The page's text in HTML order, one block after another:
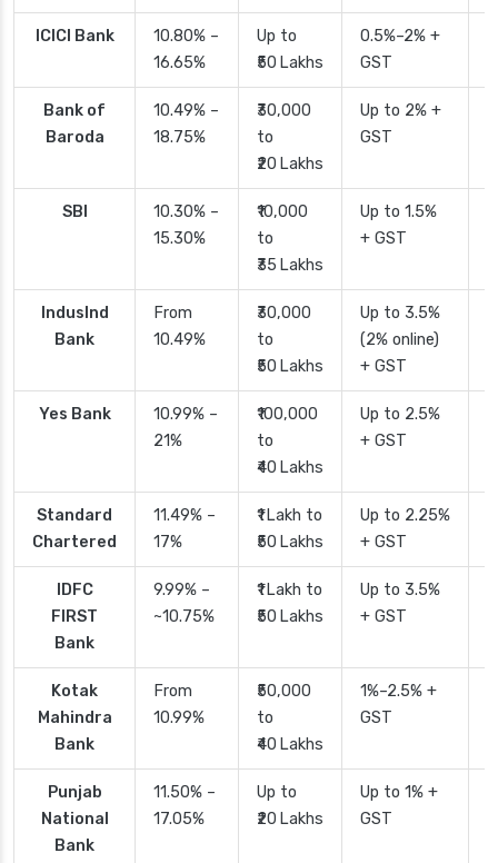
ICICI Bank
10.80% –
16.65%
Up to
₹50 Lakhs
0.5%–2% +
GST
Bank of
Baroda
10.49% –
18.75%
₹30,000
to
₹20 Lakhs
Up to 2% +
GST
SBI
10.30% –
15.30%
₹10,000
to
₹35 Lakhs
Up to 1.5%
+ GST
IndusInd
Bank
From
10.49%
₹30,000
to
₹50 Lakhs
Up to 3.5%
(2% online)
+ GST
Yes Bank
10.99% –
21%
₹100,000
to
₹40 Lakhs
Up to 2.5%
+ GST
Standard
Chartered
11.49% –
17%
₹1 Lakh to
₹50 Lakhs
Up to 2.25%
+ GST
IDFC
FIRST
Bank
9.99% –
~10.75%
₹1 Lakh to
₹50 Lakhs
Up to 3.5%
+ GST
Kotak
Mahindra
Bank
From
10.99%
₹50,000
to
₹40 Lakhs
1%–2.5% +
GST
Punjab
National
Bank
11.50% –
17.05%
Up to
₹20 Lakhs
Up to 1% +
GST